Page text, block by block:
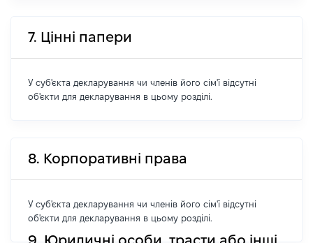
7. Цінні папери
У суб'єкта декларування чи членів його сім'ї відсутні
об'єкти для декларування в цьому розділі.
8. Корпоративні права
У суб'єкта декларування чи членів його сім'ї відсутні
об'єкти для декларування в цьому розділі.
9. Юридичні особи, трасти або інші